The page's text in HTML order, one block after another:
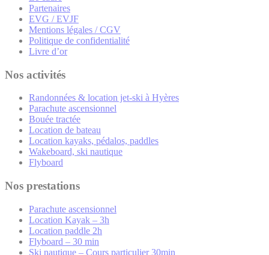
Partenaires
EVG / EVJF
Mentions légales / CGV
Politique de confidentialité
Livre d’or
Nos activités
Randonnées & location jet-ski à Hyères
Parachute ascensionnel
Bouée tractée
Location de bateau
Location kayaks, pédalos, paddles
Wakeboard, ski nautique
Flyboard
Nos prestations
Parachute ascensionnel
Location Kayak – 3h
Location paddle 2h
Flyboard – 30 min
Ski nautique – Cours particulier 30min